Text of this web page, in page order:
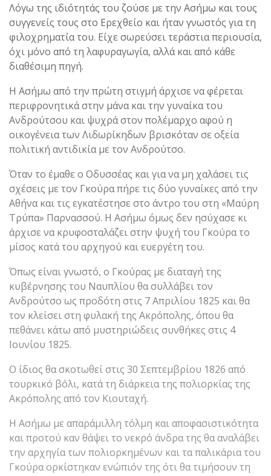
Λόγω της ιδιότητάς του ζούσε με την Ασήμω και τους
συγγενείς τους στο Ερεχθείο και ήταν γνωστός για τη
φιλοχρηματία του. Είχε σωρεύσει τεράστια περιουσία,
όχι μόνο από τη λαφυραγωγία, αλλά και από κάθε
διαθέσιμη πηγή.
Η Ασήμω από την πρώτη στιγμή άρχισε να φέρεται
περιφρονητικά στην μάνα και την γυναίκα του
Ανδρούτσου και ψυχρά στον πολέμαρχο αφού η
οικογένεια των Λιδωρίκηδων βρισκόταν σε οξεία
πολιτική αντιδικία με τον Ανδρούτσο.
Όταν το έμαθε ο Οδυσσέας και για να μη χαλάσει τις
σχέσεις με τον Γκούρα πήρε τις δύο γυναίκες από την
Αθήνα και τις εγκατέστησε στο άντρο του στη «Μαύρη
Τρύπα» Παρνασσού. Η Ασήμω όμως δεν ησύχασε κι
άρχισε να κρυφοσταλάζει στην ψυχή του Γκούρα το
μίσος κατά του αρχηγού και ευεργέτη του.
Όπως είναι γνωστό, ο Γκούρας με διαταγή της
κυβέρνησης του Ναυπλίου θα συλλάβει τον
Ανδρούτσο ως προδότη στις 7 Απριλίου 1825 και θα
τον κλείσει στη φυλακή της Ακρόπολης, όπου θα
πεθάνει κάτω από μυστηριώδεις συνθήκες στις 4
Ιουνίου 1825.
Ο ίδιος θα σκοτωθεί στις 30 Σεπτεμβρίου 1826 από
τουρκικό βόλι, κατά τη διάρκεια της πολιορκίας της
Ακρόπολης από τον Κιουταχή.
Η Ασήμω με απαράμιλλη τόλμη και αποφασιστικότητα
και προτού καν θάψει το νεκρό άνδρα της θα αναλάβει
την αρχηγία των πολιορκημένων και τα παλικάρια του
Γκούρα ορκίστηκαν ενώπιόν της ότι θα τιμήσουν τη